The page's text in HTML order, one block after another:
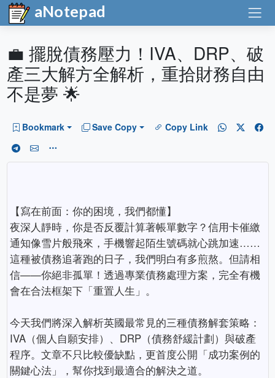
aNotepad
💼 擺脫債務壓力！IVA、DRP、破
產三大解方全解析，重拾財務自由
不是夢 🌟
Bookmark Save Copy Copy Link
【寫在前面：你的困境，我們都懂】
夜深人靜時，你是否反覆計算著帳單數字？信用卡催繳
通知像雪片般飛來，手機響起陌生號碼就心跳加速……
這種被債務追著跑的日子，我們明白有多煎熬。但請相
信——你絕非孤單！透過專業債務處理方案，完全有機
會在合法框架下「重置人生」。
今天我們將深入解析英國最常見的三種債務解套策略：
IVA（個人自願安排）、DRP（債務舒緩計劃）與破產
程序。文章不只比較優缺點，更首度公開「成功案例的
關鍵心法」，幫你找到最適合的解決之道。